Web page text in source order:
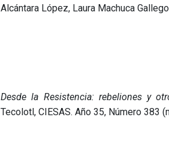
Alcántara López, Laura Machuca
Desde la Resistencia: rebeliones y
Tecolotl, CIESAS. Año 35, Número 383